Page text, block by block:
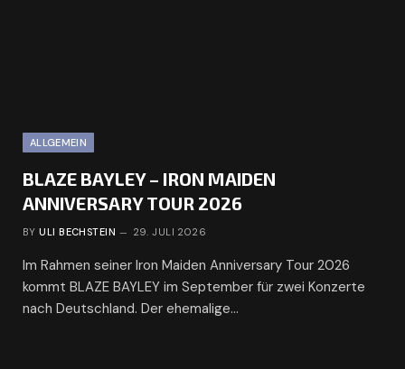
ALLGEMEIN
BLAZE BAYLEY – IRON MAIDEN
ANNIVERSARY TOUR 2026
BY ULI BECHSTEIN 29. JULI 2026
Im Rahmen seiner Iron Maiden Anniversary Tour 2026
kommt BLAZE BAYLEY im September für zwei Konzerte
nach Deutschland. Der ehemalige…